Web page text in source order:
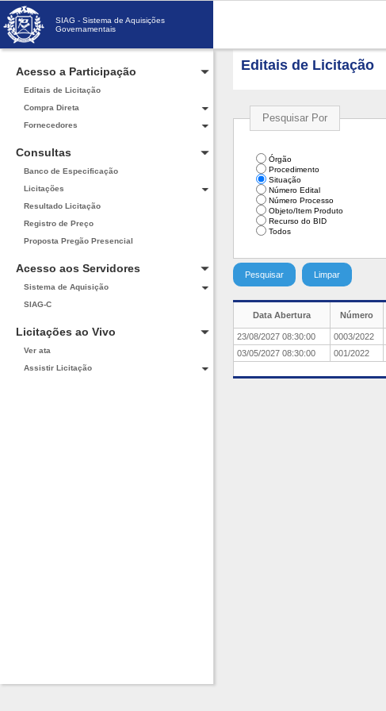
SIAG - Sistema de Aquisições
Governamentais
Acesso a Participação
Editais de Licitação
Compra Direta
Fornecedores
Consultas
Banco de Especificação
Licitações
Resultado Licitação
Registro de Preço
Proposta Pregão Presencial
Acesso aos Servidores
Sistema de Aquisição
SIAG-C
Licitações ao Vivo
Ver ata
Assistir Licitação
Editais de Licitação
Pesquisar Por
Órgão
Procedimento
Situação
Número Edital
Número Processo
Objeto/Item Produto
Recurso do BID
Todos
Data Abertura Número
23/08/2027 08:30:00 0003/2022
03/05/2027 08:30:00
001/2022